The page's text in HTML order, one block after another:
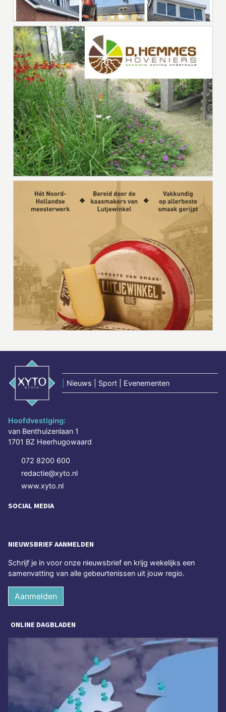
Nieuws | Sport | Evenementen
Hoofdvestiging:
van Benthuizenlaan 1
1701 BZ Heerhugowaard
072 8200 600
redactie@xyto.nl
www.xyto.nl
SOCIAL MEDIA
NIEUWSBRIEF AANMELDEN
Schrijf je in voor onze nieuwsbrief en krijg wekelijks een
samenvatting van alle gebeurtenissen uit jouw regio.
Aanmelden
ONLINE DAGBLADEN